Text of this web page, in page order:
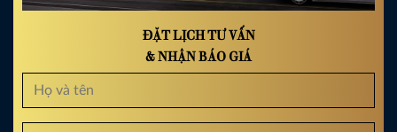
ĐẶT LỊCH TƯ VẤN
& NHẬN BÁO GIÁ